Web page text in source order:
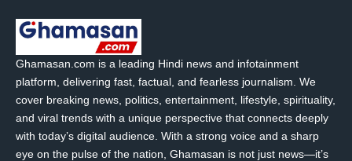
Ghamasan.com is a leading Hindi news and infotainment
platform, delivering fast, factual, and fearless journalism. We
cover breaking news, politics, entertainment, lifestyle, spirituality,
and viral trends with a unique perspective that connects deeply
with today’s digital audience. With a strong voice and a sharp
eye on the pulse of the nation, Ghamasan is not just news—it’s